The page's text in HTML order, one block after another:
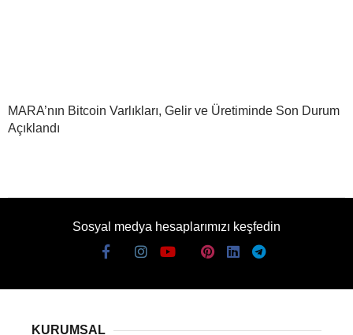
MARA’nın Bitcoin Varlıkları, Gelir ve Üretiminde Son Durum
Açıklandı
Sosyal medya hesaplarımızı keşfedin
KURUMSAL